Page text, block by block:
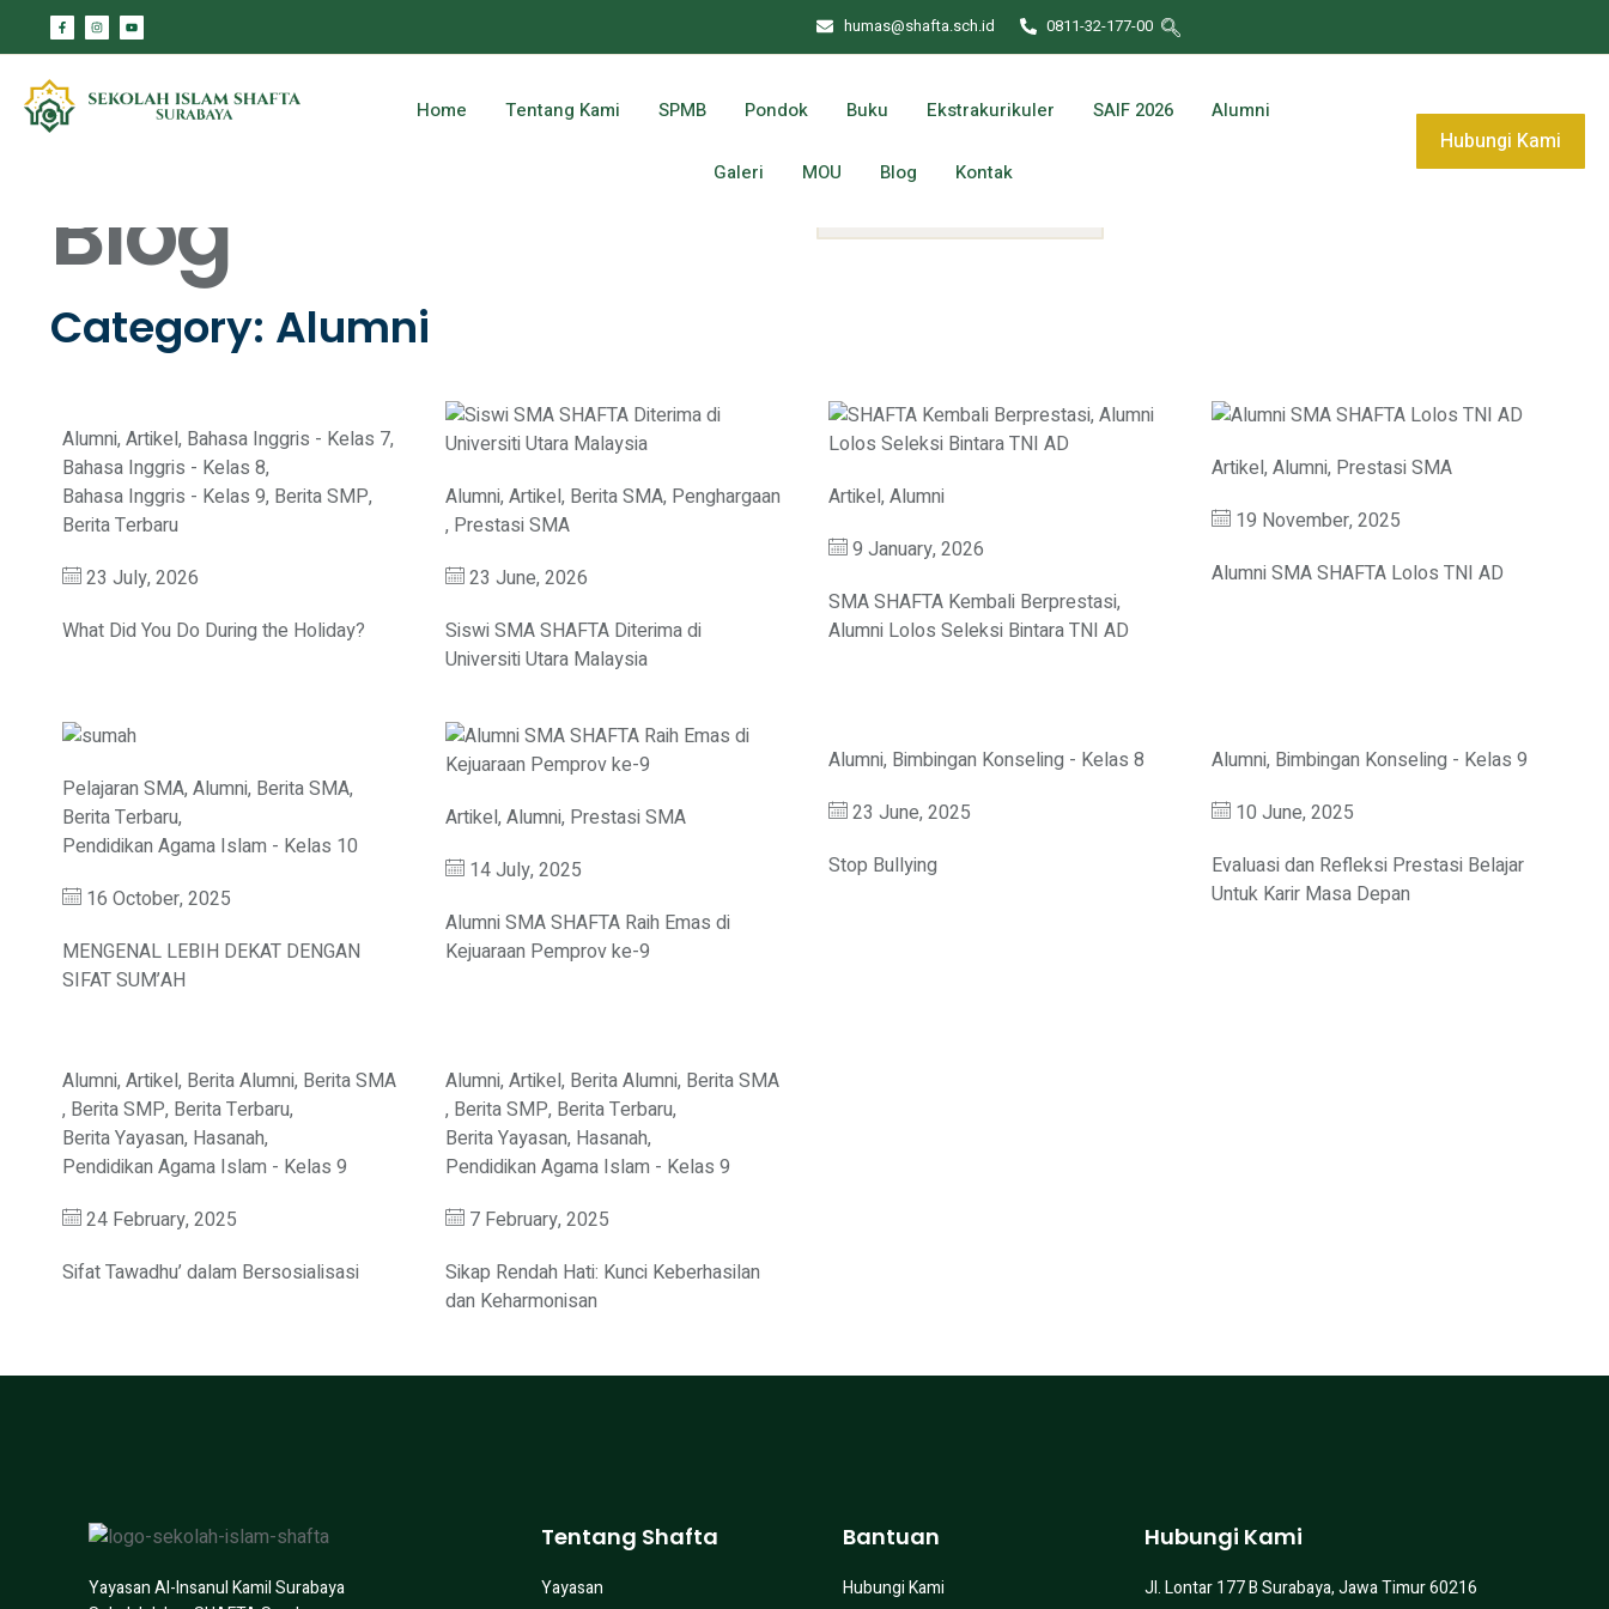
humas@shafta.sch.id 0811-32-177-00
Home Tentang Kami SPMB Pondok Buku Ekstrakurikuler SAIF 2026 Alumni
Galeri MOU Blog Kontak
Hubungi Kami
Blog
Category: Alumni
Alumni, Artikel, Bahasa Inggris - Kelas 7,
Bahasa Inggris - Kelas 8,
Bahasa Inggris - Kelas 9, Berita SMP,
Berita Terbaru
23 July, 2026
What Did You Do During the Holiday?
Alumni, Artikel, Berita SMA, Penghargaan
, Prestasi SMA
23 June, 2026
Siswi SMA SHAFTA Diterima di
Universiti Utara Malaysia
Artikel, Alumni
9 January, 2026
SMA SHAFTA Kembali Berprestasi,
Alumni Lolos Seleksi Bintara TNI AD
Artikel, Alumni, Prestasi SMA
19 November, 2025
Alumni SMA SHAFTA Lolos TNI AD
Pelajaran SMA, Alumni, Berita SMA,
Berita Terbaru,
Pendidikan Agama Islam - Kelas 10
16 October, 2025
MENGENAL LEBIH DEKAT DENGAN
SIFAT SUM’AH
Artikel, Alumni, Prestasi SMA
14 July, 2025
Alumni SMA SHAFTA Raih Emas di
Kejuaraan Pemprov ke-9
Alumni, Bimbingan Konseling - Kelas 8
23 June, 2025
Stop Bullying
Alumni, Bimbingan Konseling - Kelas 9
10 June, 2025
Evaluasi dan Refleksi Prestasi Belajar
Untuk Karir Masa Depan
Alumni, Artikel, Berita Alumni, Berita SMA
, Berita SMP, Berita Terbaru,
Berita Yayasan, Hasanah,
Pendidikan Agama Islam - Kelas 9
24 February, 2025
Sifat Tawadhu’ dalam Bersosialisasi
Alumni, Artikel, Berita Alumni, Berita SMA
, Berita SMP, Berita Terbaru,
Berita Yayasan, Hasanah,
Pendidikan Agama Islam - Kelas 9
7 February, 2025
Sikap Rendah Hati: Kunci Keberhasilan
dan Keharmonisan
Yayasan Al-Insanul Kamil Surabaya
Tentang Shafta
Yayasan
Bantuan
Hubungi Kami
Hubungi Kami
Jl. Lontar 177 B Surabaya, Jawa Timur 60216